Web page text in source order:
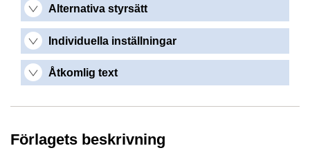
Alternativa styrsätt
Individuella inställningar
Åtkomlig text
Förlagets beskrivning